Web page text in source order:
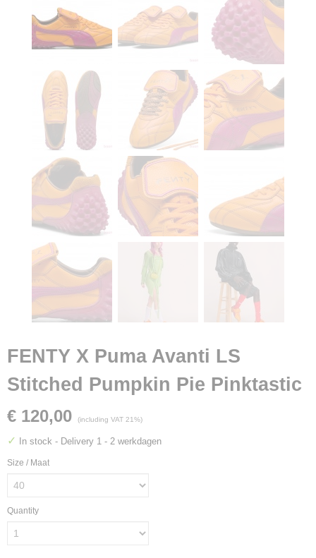
FENTY X Puma Avanti LS
Stitched Pumpkin Pie Pinktastic
€ 120,00 (including VAT 21%)
✓ In stock - Delivery 1 - 2 werkdagen
Size / Maat
Quantity